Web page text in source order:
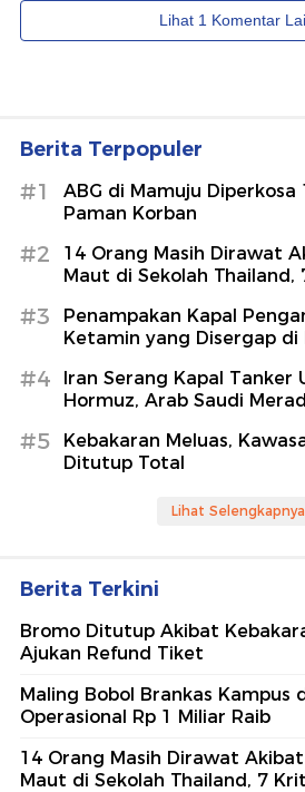
Berita Terpopuler
#1
ABG di Mamuju Diperkosa
Paman Korban
#2
14 Orang Masih Dirawat
Maut di Sekolah Thailand,
#3
Penampakan Kapal
Ketamin yang Disergap di
#4
Iran Serang Kapal Tanker
Hormuz, Arab Saudi
#5
Kebakaran Meluas,
Ditutup Total
Lihat Selengkapnya
Berita Terkini
Bromo Ditutup Akibat
Ajukan Refund Tiket
Maling Bobol Brankas Kampus
Operasional Rp 1 Miliar Raib
14 Orang Masih Dirawat
Maut di Sekolah Thailand, 7